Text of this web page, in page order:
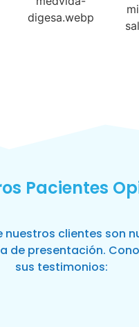
Pacientes
nuestros clientes son
de presentación.
sus testimonios: